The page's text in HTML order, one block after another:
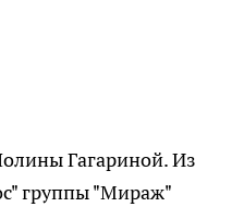
Гагариной. Из
группы "Мираж"